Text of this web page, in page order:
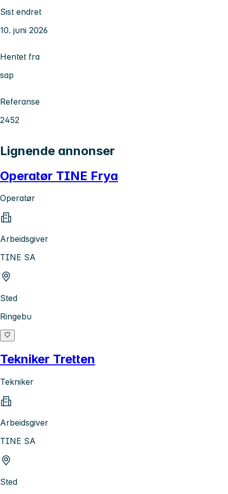
Sist endret
10. juni 2026
Hentet fra
sap
Referanse
2452
Lignende annonser
Operatør TINE Frya
Operatør
Arbeidsgiver
TINE SA
Sted
Ringebu
Tekniker Tretten
Tekniker
Arbeidsgiver
TINE SA
Sted